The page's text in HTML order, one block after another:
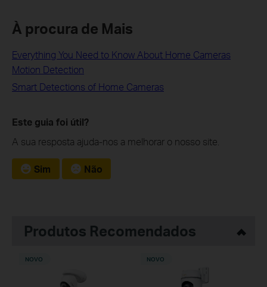
À procura de Mais
Everything You Need to Know About Home Cameras
Motion Detection
Smart Detections of Home Cameras
Este guia foi útil?
A sua resposta ajuda-nos a melhorar o nosso site.
Sim Não
Produtos Recomendados
NOVO NOVO